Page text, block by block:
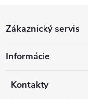
p
Zákaznický servis
Informácie
Kontakty